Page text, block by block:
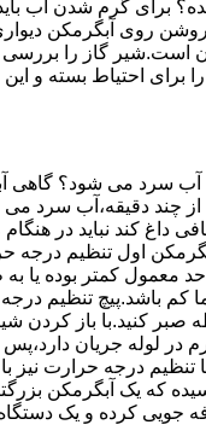
برای گرم شدن آب
روی آبگرمکن
است.شیر گاز را بررسی
را برای احتیاط بسته و
آب سرد می شود؟ گاهی
چند دقیقه،آب سرد می
کافی داغ کند نباید در
اول تنظیم درجه
معمول کمتر بوده یا
کم باشد.پیچ تنظیم
صبر کنید.با باز کردن
در لوله جریان
درجه حرارت نیز
که یک آبگرمکن بزرگتر
جویی کرده و یک دستگاه